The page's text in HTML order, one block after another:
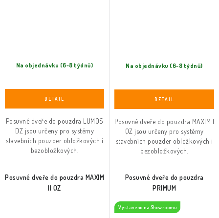
Na objednávku (6-8 týdnů)
Posuvné dveře do pouzdra LUMOS
DZ jsou určeny pro systémy
stavebních pouzder obložkových i
bezobložkových.
Na objednávku (6-8 týdnů)
Posuvné dveře do pouzdra MAXIM I
QZ jsou určeny pro systémy
stavebních pouzder obložkových i
bezobložkových.
Posuvné dveře do pouzdra MAXIM
II QZ
Posuvné dveře do pouzdra
PRIMUM
Vystaveno na Showroomu